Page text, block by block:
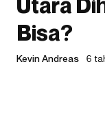
Bisa?
Kevin Andreas 6